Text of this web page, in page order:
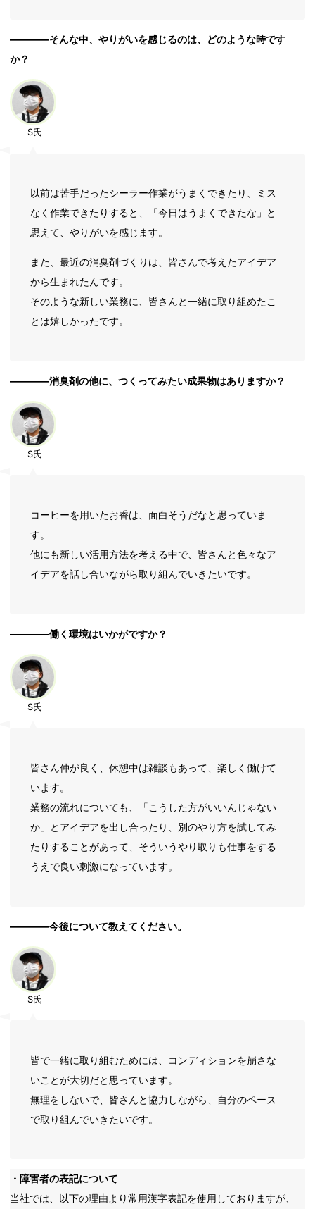
――――そんな中、やりがいを感じるのは、どのような時です
か？
S氏
以前は苦手だったシーラー作業がうまくできたり、ミス
なく作業できたりすると、「今日はうまくできたな」と
思えて、やりがいを感じます。
また、最近の消臭剤づくりは、皆さんで考えたアイデア
から生まれたんです。
そのような新しい業務に、皆さんと一緒に取り組めたこ
とは嬉しかったです。
――――消臭剤の他に、つくってみたい成果物はありますか？
S氏
コーヒーを用いたお香は、面白そうだなと思っていま
す。
他にも新しい活用方法を考える中で、皆さんと色々なア
イデアを話し合いながら取り組んでいきたいです。
――――働く環境はいかがですか？
S氏
皆さん仲が良く、休憩中は雑談もあって、楽しく働けて
います。
業務の流れについても、「こうした方がいいんじゃない
か」とアイデアを出し合ったり、別のやり方を試してみ
たりすることがあって、そういうやり取りも仕事をする
うえで良い刺激になっています。
――――今後について教えてください。
S氏
皆で一緒に取り組むためには、コンディションを崩さな
いことが大切だと思っています。
無理をしないで、皆さんと協力しながら、自分のペース
で取り組んでいきたいです。
・障害者の表記について
当社では、以下の理由より常用漢字表記を使用しておりますが、